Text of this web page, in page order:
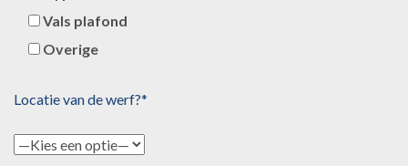
Vals plafond
Overige
Locatie van de werf?*